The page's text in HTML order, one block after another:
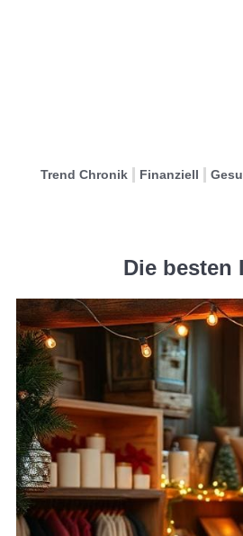
Trend Chronik Finanziell
Die besten